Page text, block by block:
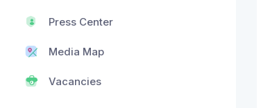
Press Center
Media Map
Vacancies